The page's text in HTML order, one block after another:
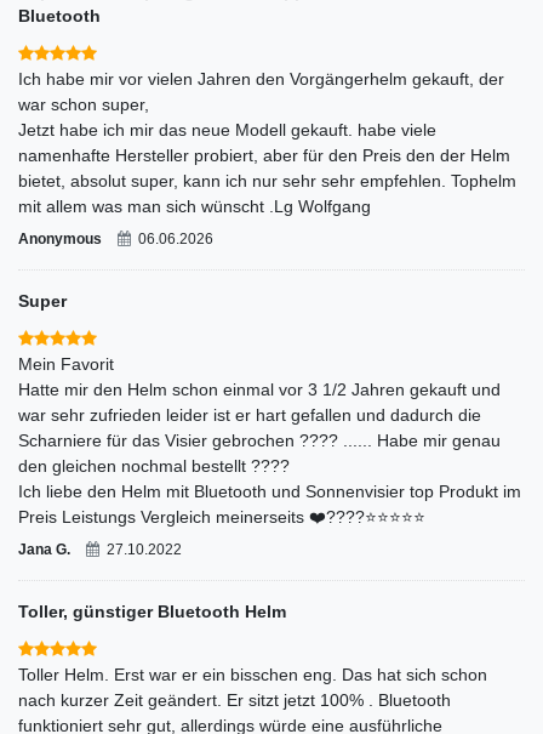
Bluetooth
Ich habe mir vor vielen Jahren den Vorgängerhelm gekauft, der
war schon super,
Jetzt habe ich mir das neue Modell gekauft. habe viele
namenhafte Hersteller probiert, aber für den Preis den der Helm
bietet, absolut super, kann ich nur sehr sehr empfehlen. Tophelm
mit allem was man sich wünscht .Lg Wolfgang
Anonymous 06.06.2026
Super
Mein Favorit
Hatte mir den Helm schon einmal vor 3 1/2 Jahren gekauft und
war sehr zufrieden leider ist er hart gefallen und dadurch die
Scharniere für das Visier gebrochen ???? ...... Habe mir genau
den gleichen nochmal bestellt ????
Ich liebe den Helm mit Bluetooth und Sonnenvisier top Produkt im
Preis Leistungs Vergleich meinerseits ❤️????⭐⭐⭐⭐⭐
Jana G. 27.10.2022
Toller, günstiger Bluetooth Helm
Toller Helm. Erst war er ein bisschen eng. Das hat sich schon
nach kurzer Zeit geändert. Er sitzt jetzt 100% . Bluetooth
funktioniert sehr gut, allerdings würde eine ausführliche